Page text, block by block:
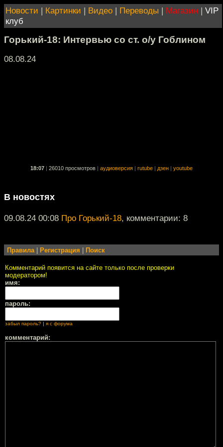
Новости | Картинки | Видео | Переводы | Магазин | VIP
клуб
Горький-18: Интервью со ст. о/у Гоблином
08.08.24
18:07 26010 просмотров аудиоверсия rutube дзен youtube
В новостях
09.08.24 00:08 Про Горький-18, комментарии: 8
Правила| Регистрация Поиск
Комментарий появится на сайте только после проверки
модератором!
имя:
пароль:
забыл пароль? я с форума
комментарий: